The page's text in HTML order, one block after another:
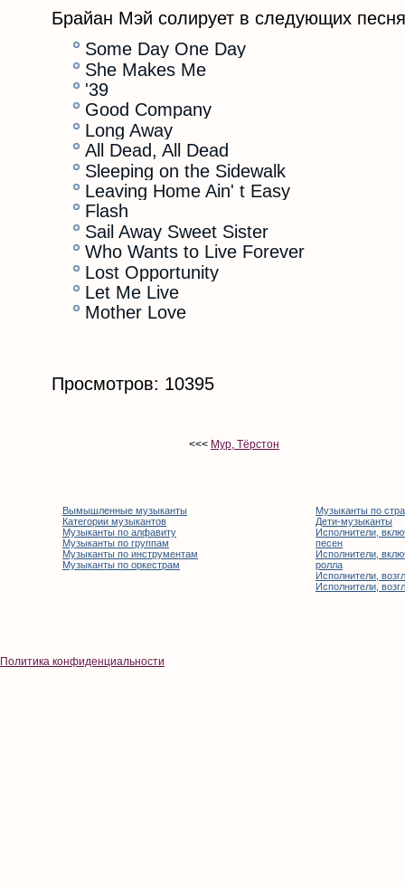
Брайан Мэй солирует в следующих
Some Day One Day
She Makes Me
'39
Good Company
Long Away
All Dead, All Dead
Sleeping on the Sidewalk
Leaving Home Ain' t Easy
Flash
Sail Away Sweet Sister
Who Wants to Live Forever
Lost Opportunity
Let Me Live
Mother Love
Просмотров: 10395
<<< Мур, Тёрстон
Вымышленные музыканты
Категории музыкантов
Музыканты по алфавиту
Музыканты по группам
Музыканты по инструментам
Музыканты по оркестрам
Музыканты по
Дети-музыканты
Исполнители,
песен
Исполнители,
ролла
Исполнители,
Исполнители,
Политика конфиденциальности